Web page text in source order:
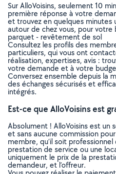
Sur AlloVoisins, seulement 10
première réponse à votre
et trouvez en quelques minutes
autour de chez vous, pour
parquet - revêtement de sol
Consultez les profils des
particuliers, qui vous ont
réalisation, expertises, avis :
votre demande et à votre
Conversez ensemble depuis la
des échanges sécurisés et
intégrés.
Est-ce que AlloVoisins est
Absolument ! AlloVoisins est
et sans aucune commission
membre, qu’il soit
prestation de service ou une
uniquement le prix de la
demandeur, et l’offreur.